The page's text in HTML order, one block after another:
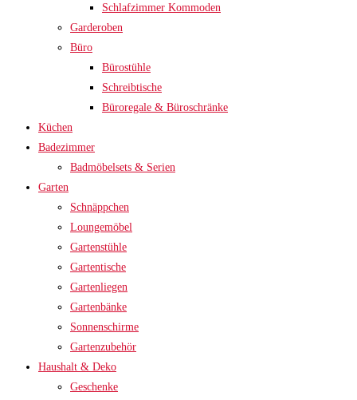
Schlafzimmer Kommoden
Garderoben
Büro
Bürostühle
Schreibtische
Büroregale & Büroschränke
Küchen
Badezimmer
Badmöbelsets & Serien
Garten
Schnäppchen
Loungemöbel
Gartenstühle
Gartentische
Gartenliegen
Gartenbänke
Sonnenschirme
Gartenzubehör
Haushalt & Deko
Geschenke